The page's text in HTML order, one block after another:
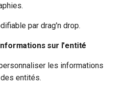
par drag'n drop.
sur l'entité
les informations
entités.